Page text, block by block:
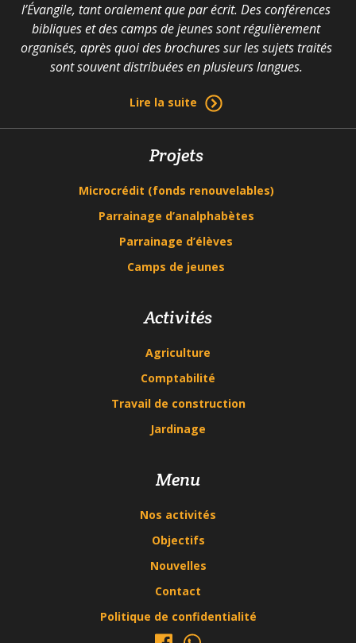
l’Évangile, tant oralement que par écrit. Des conférences
bibliques et des camps de jeunes sont régulièrement
organisés, après quoi des brochures sur les sujets traités
sont souvent distribuées en plusieurs langues.
Lire la suite
Projets
Microcrédit (fonds renouvelables)
Parrainage d’analphabètes
Parrainage d’élèves
Camps de jeunes
Activités
Agriculture
Comptabilité
Travail de construction
Jardinage
Menu
Nos activités
Objectifs
Nouvelles
Contact
Politique de confidentialité